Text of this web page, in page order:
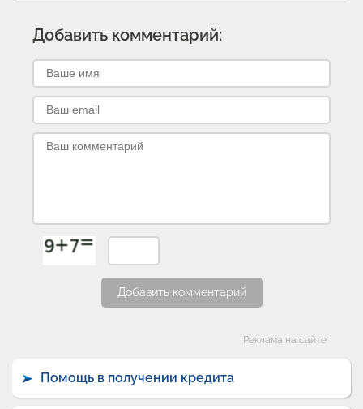
Добавить комментарий:
Добавить комментарий
Реклама на сайте
Помощь в получении кредита